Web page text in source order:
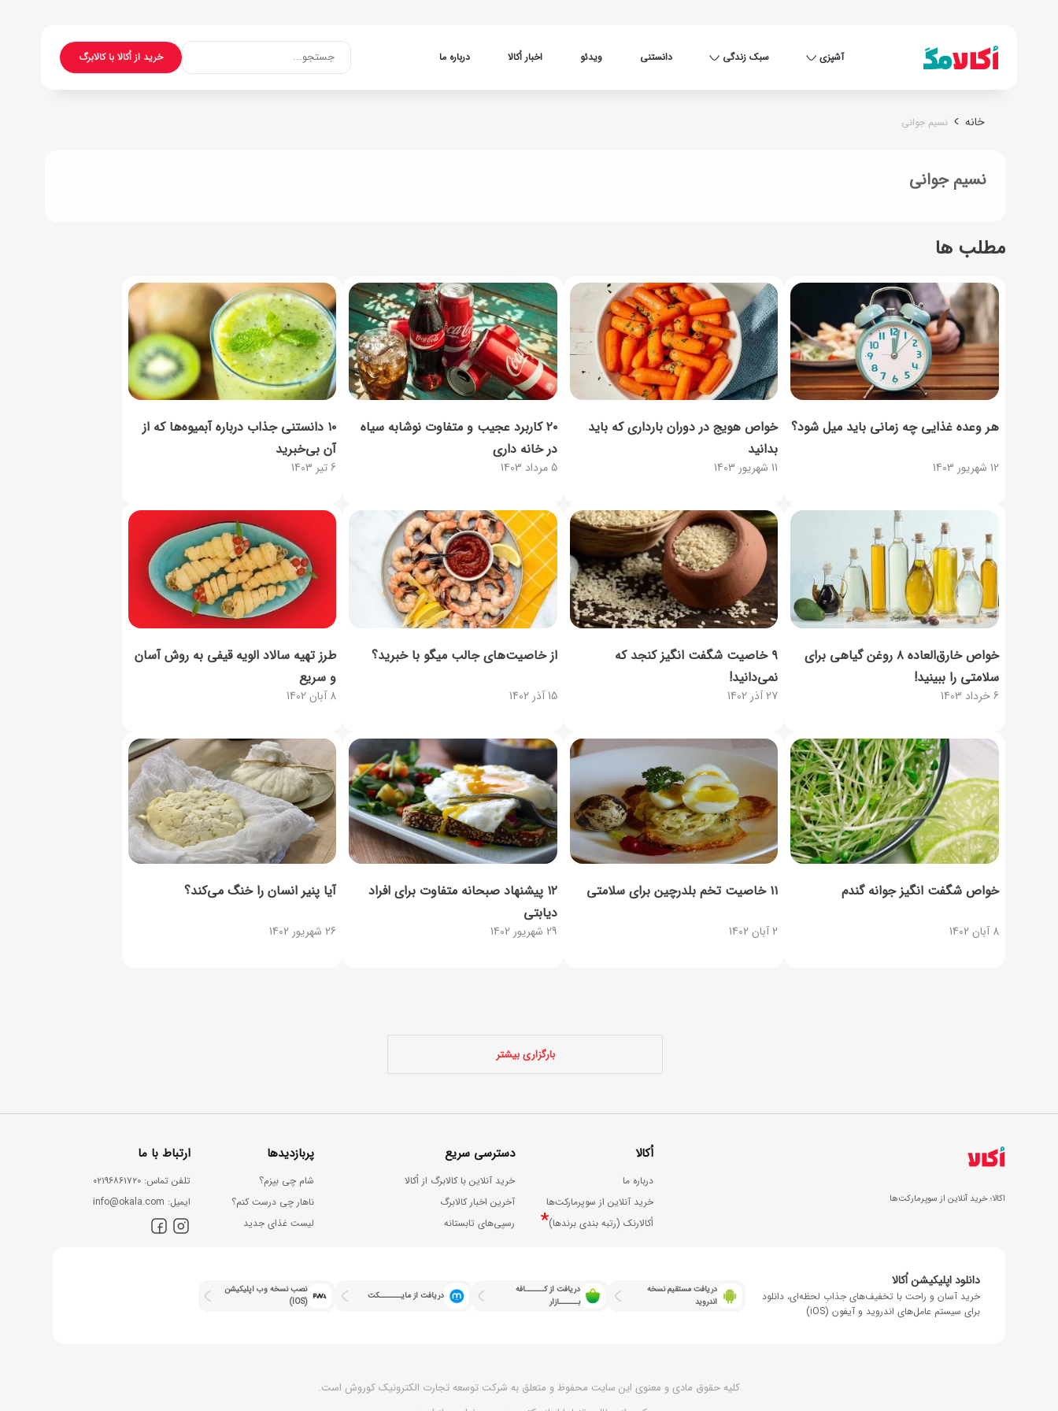
آشپزی سبک زندگی دانستنی ویدئو اخبار اُکالا درباره ما خرید از اُکالا با کالابرگجستجو...
خانه نسیم جوانی
نسیم جوانی
مطلب ها
12 شهریور 1403
هر وعده غذایی چه زمانی باید میل شود؟
11 شهریور 1403
خواص هویج در دوران بارداری که باید
بدانید
5 مرداد 1403
۲۰ کاربرد عجیب و متفاوت نوشابه سیاه
در خانه‌ داری
6 تیر 1403
۱۰ دانستنی جذاب درباره آبمیوه‌ها که از
آن بی‌خبرید
6 خرداد 1403
خواص خارق‌العاده ۸ روغن‌ گیاهی برای
سلامتی را ببینید!
27 آذر 1402
۹ خاصیت شگفت انگیز کنجد که
نمی‌دانید!
15 آذر 1402
از خاصیت‌های جالب میگو با خبرید؟
8 آبان 1402
طرز تهیه سالاد الویه قیفی به روش آسان
و سریع
8 آبان 1402
خواص شگفت انگیز جوانه گندم
2 آبان 1402
۱۱ خاصیت تخم بلدرچین برای سلامتی
29 شهریور 1402
۱۲ پیشنهاد صبحانه متفاوت برای افراد
دیابتی
26 شهریور 1402
آیا پنیر انسان را خنگ می‌کند؟
بارگزاری بیشتر
اکالا؛ خرید آنلاین از سوپرمارکت‌ها
اُکالا
درباره ما
خرید آنلاین از سوپرمارکت‌ها
اُکالارنک (رتبه بندی برندها)*
دسترسی سریع
خرید آنلاین با کالابرگ از اُکالا
آخرین اخبار کالابرگ
رسپی‌های تابستانه
پربازدیدها
شام چی بپزم؟
ناهار چی درست کنم؟
لیست غذای جدید
ارتباط با ما
ﺗﻠﻔﻦ ﺗﻤﺎس: ۰۲۱۹۶۸۶۱۷۲۰
اﯾﻤﯿﻞ: info@okala.com
دانلود اپلیکیشن اُکالا
خرید آسان و راحت با تخفیف‌های جذابِ لحظه‌ای، دانلود
برای سیستم عامل‌های اندروید و آیفون (iOS)
دریافت مستقیم نسخه
اندروید
دریافت از کــــــافه
بــــــازار
دریافت از مایـــــــکت
نصب نسخه وب اپلیکیشن
(IOS)
کلیه حقوق مادی و معنوی این سایت محفوظ و متعلق به شرکت توسعه تجارت الکترونیک کوروش است.